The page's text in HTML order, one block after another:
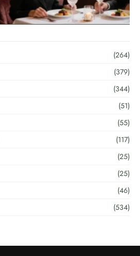
(264)
(379)
(344)
(51)
(55)
(117)
(25)
(25)
(46)
(534)